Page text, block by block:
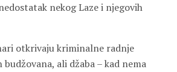
nekog Laze i njegovih
otkrivaju kriminalne radnje
ali džaba – kad nema